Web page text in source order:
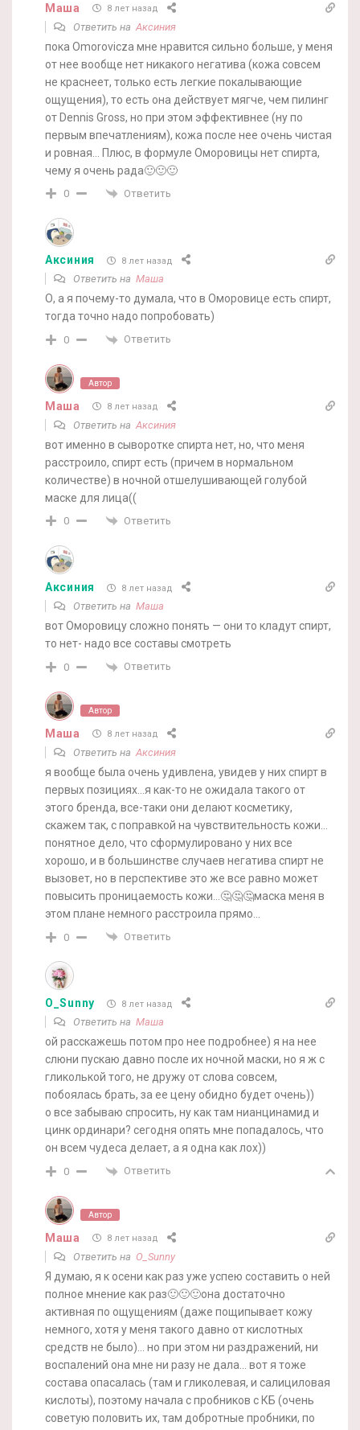
Маша 8 лет назад
Ответить на Аксиния
пока Omorovicza мне нравится сильно больше, у меня
от нее вообще нет никакого негатива (кожа совсем
не краснеет, только есть легкие покалывающие
ощущения), то есть она действует мягче, чем пилинг
от Dennis Gross, но при этом эффективнее (ну по
первым впечатлениям), кожа после нее очень чистая
и ровная… Плюс, в формуле Оморовицы нет спирта,
чему я очень рада🙂🙂🙂
0 Ответить
Аксиния 8 лет назад
Ответить на Маша
О, а я почему-то думала, что в Оморовице есть спирт,
тогда точно надо попробовать)
0 Ответить
Автор
Маша 8 лет назад
Ответить на Аксиния
вот именно в сыворотке спирта нет, но, что меня
расстроило, спирт есть (причем в нормальном
количестве) в ночной отшелушивающей голубой
маске для лица((
0 Ответить
Аксиния 8 лет назад
Ответить на Маша
вот Оморовицу сложно понять — они то кладут спирт,
то нет- надо все составы смотреть
0 Ответить
Автор
Маша 8 лет назад
Ответить на Аксиния
я вообще была очень удивлена, увидев у них спирт в
первых позициях…я как-то не ожидала такого от
этого бренда, все-таки они делают косметику,
скажем так, с поправкой на чувствительность кожи…
понятное дело, что сформулировано у них все
хорошо, и в большинстве случаев негатива спирт не
вызовет, но в перспективе это же все равно может
повысить проницаемость кожи…🤔🤔🤔маска меня в
этом плане немного расстроила прямо…
0 Ответить
O_Sunny 8 лет назад
Ответить на Маша
ой расскажешь потом про нее подробнее) я на нее
слюни пускаю давно после их ночной маски, но я ж с
гликолькой того, не дружу от слова совсем,
побоялась брать, за ее цену обидно будет очень))
о все забываю спросить, ну как там нианцинамид и
цинк ординари? сегодня опять мне попадалось, что
он всем чудеса делает, а я одна как лох))
0 Ответить
Автор
Маша 8 лет назад
Ответить на O_Sunny
Я думаю, я к осени как раз уже успею составить о ней
полное мнение как раз🙂🙂🙂она достаточно
активная по ощущениям (даже пощипывает кожу
немного, хотя у меня такого давно от кислотных
средств не было)… но при этом ни раздражений, ни
воспалений она мне ни разу не дала… вот я тоже
состава опасалась (там и гликолевая, и салициловая
кислоты), поэтому начала с пробников с КБ (очень
советую половить их, там добротные пробники, по